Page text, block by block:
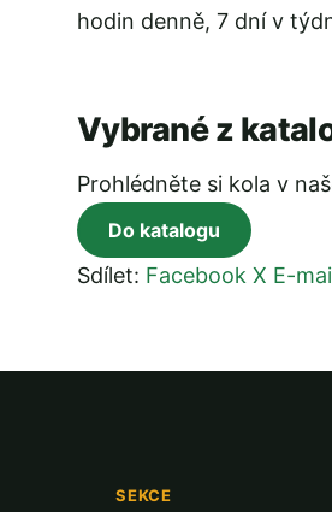
hodin denně, 7 dní v
Vybrané z
Prohlédněte si kola v
Do katalogu
Sdílet: Facebook X E-
SEKCE